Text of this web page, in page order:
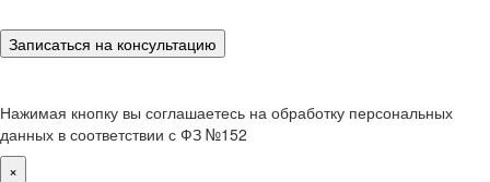
Нажимая кнопку вы соглашаетесь на обработку персональных
данных в соответствии с ФЗ №152
×